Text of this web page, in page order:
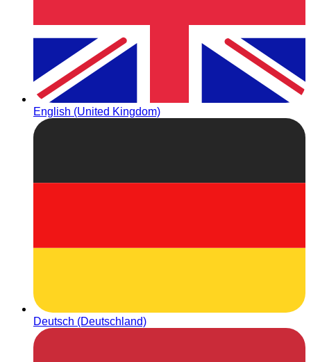
English (United Kingdom)
Deutsch (Deutschland)